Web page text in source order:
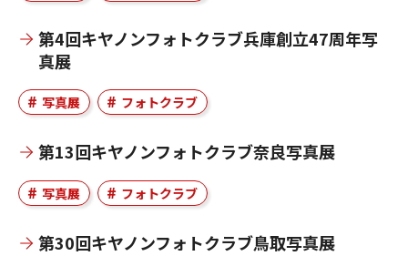
第4回キヤノンフォトクラブ兵庫創立47周年写
真展
写真展 フォトクラブ
第13回キヤノンフォトクラブ奈良写真展
写真展 フォトクラブ
第30回キヤノンフォトクラブ鳥取写真展